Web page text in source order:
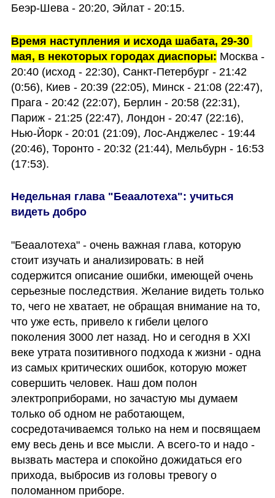
Беэр-Шева - 20:20, Эйлат - 20:15.
Время наступления и исхода шабата, 29-30
мая, в некоторых городах диаспоры: Москва -
20:40 (исход - 22:30), Санкт-Петербург - 21:42
(0:56), Киев - 20:39 (22:05), Минск - 21:08 (22:47),
Прага - 20:42 (22:07), Берлин - 20:58 (22:31),
Париж - 21:25 (22:47), Лондон - 20:47 (22:16),
Нью-Йорк - 20:01 (21:09), Лос-Анджелес - 19:44
(20:46), Торонто - 20:32 (21:44), Мельбурн - 16:53
(17:53).
Недельная глава "Беаалотеха": учиться
видеть добро
"Беаалотеха" - очень важная глава, которую
стоит изучать и анализировать: в ней
содержится описание ошибки, имеющей очень
серьезные последствия. Желание видеть только
то, чего не хватает, не обращая внимание на то,
что уже есть, привело к гибели целого
поколения 3000 лет назад. Но и сегодня в XXI
веке утрата позитивного подхода к жизни - одна
из самых критических ошибок, которую может
совершить человек. Наш дом полон
электроприборами, но зачастую мы думаем
только об одном не работающем,
сосредотачиваемся только на нем и посвящаем
ему весь день и все мысли. А всего-то и надо -
вызвать мастера и спокойно дожидаться его
прихода, выбросив из головы тревогу о
поломанном приборе.